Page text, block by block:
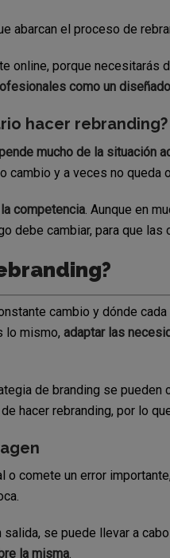
abarcan el proceso de
online, porque necesitarás
como un
hacer rebranding?
mucho de la situación
cambio y a veces no queda
competencia. Aunque en
debe cambiar, para que las
cambio y dónde
lo mismo, adaptar las
de branding se
hacer rebranding, por lo
o comete un error
se puede llevar a
la misma.